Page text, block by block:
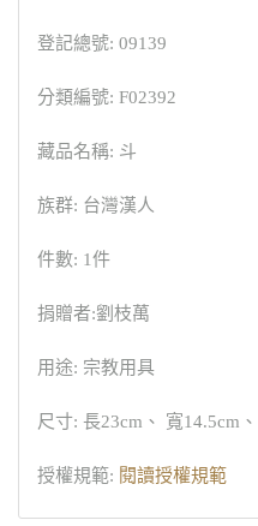
登記總號: 09139
分類編號: F02392
藏品名稱: 斗
族群: 台灣漢人
件數: 1件
捐贈者:劉枝萬
用途: 宗教用具
尺寸: 長23cm、 寬14.5cm
授權規範: 閱讀授權規範